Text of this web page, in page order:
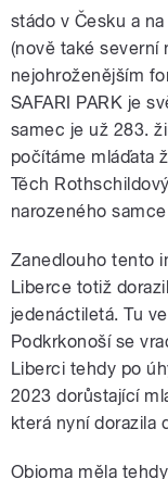
stádo v Česku a
(nově také severní
nejohroženějším
SAFARI PARK je
samec je už 283.
počítáme mláďata
Těch
narozeného
Zanedlouho tento
Liberce totiž
jedenáctiletá. Tu
Podkrkonoší se
Liberci tehdy po
2023 dorůstající
která nyní dorazila
Obioma měla